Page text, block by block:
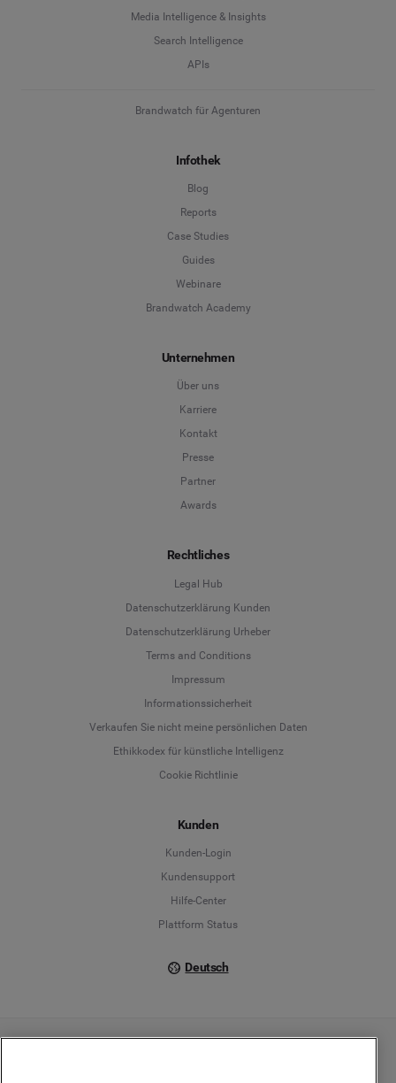
Media Intelligence & Insights
Search Intelligence
APIs
Brandwatch für Agenturen
Infothek
Blog
Reports
Case Studies
Guides
Webinare
Brandwatch Academy
Unternehmen
Über uns
Karriere
Kontakt
Presse
Partner
Awards
Rechtliches
Legal Hub
Datenschutzerklärung Kunden
Datenschutzerklärung Urheber
Terms and Conditions
Impressum
Informationssicherheit
Verkaufen Sie nicht meine persönlichen Daten
Ethikkodex für künstliche Intelligenz
Cookie Richtlinie
Kunden
Kunden-Login
Kundensupport
Hilfe-Center
Plattform Status
Deutsch
Deutsch
English